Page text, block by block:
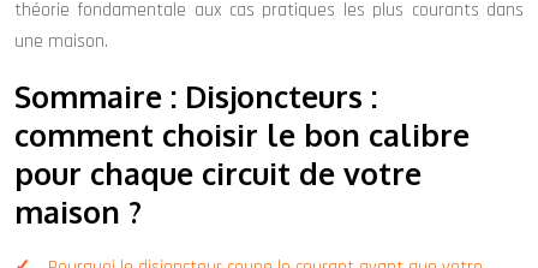
théorie fondamentale aux cas pratiques les plus courants dans
une maison.
Sommaire : Disjoncteurs :
comment choisir le bon calibre
pour chaque circuit de votre
maison ?